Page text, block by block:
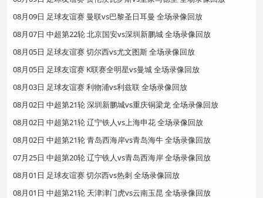
08月09日 足球友谊赛 曼联vs巴黎圣日耳曼 全场录像回放
08月07日 中超第22轮 北京国安vs深圳新鹏城 全场录像回放
08月05日 足球友谊赛 切尔西vs尤文图斯 全场录像回放
08月05日 足球友谊赛 K联赛全明星vs曼城 全场录像回放
08月03日 足球友谊赛 利物浦vs利兹联 全场录像回放
08月02日 中超第21轮 深圳新鹏城vs重庆铜梁龙 全场录像回放
08月02日 中超第21轮 辽宁铁人vs上海申花 全场录像回放
08月02日 中超第21轮 青岛西海岸vs青岛海牛 全场录像回放
07月25日 中超第20轮 辽宁铁人vs青岛西海岸 全场录像回放
08月01日 足球友谊赛 切尔西vs热刺 全场录像回放
08月01日 中超第21轮 天津津门虎vs云南玉昆 全场录像回放